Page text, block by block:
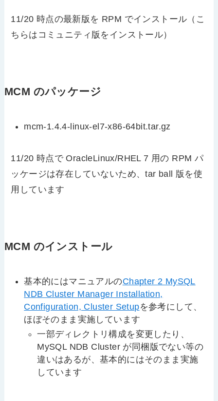
11/20 時点の最新版を RPM でインストール（こ
ちらはコミュニティ版をインストール）
MCM のパッケージ
mcm-1.4.4-linux-el7-x86-64bit.tar.gz
11/20 時点で OracleLinux/RHEL 7 用の RPM パ
ッケージは存在していないため、tar ball 版を使
用しています
MCM のインストール
基本的にはマニュアルのChapter 2 MySQL
NDB Cluster Manager Installation,
Configuration, Cluster Setupを参考にして、
ほぼそのまま実施しています
一部ディレクトリ構成を変更したり、
MySQL NDB Cluster が同梱版でない等の
違いはあるが、基本的にはそのまま実施
しています